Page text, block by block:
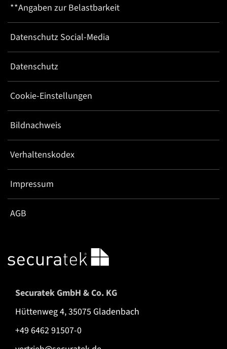
**Angaben zur Belastbarkeit
Datenschutz Social-Media
Datenschutz
Cookie-Einstellungen
Bildnachweis
Verhaltenskodex
Impressum
AGB
Securatek GmbH & Co. KG
Hüttenweg 4, 35075 Gladenbach
+49 6462 91507-0